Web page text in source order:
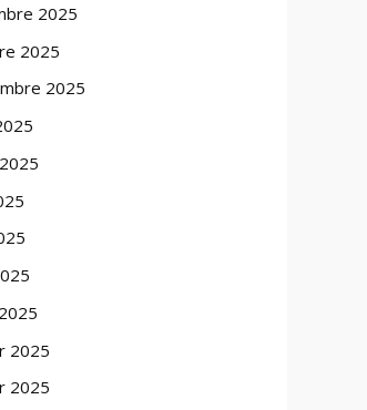
2025
2025
2025
2025
2025